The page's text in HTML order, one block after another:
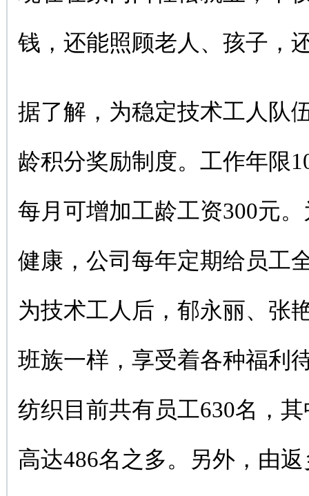
钱，还能照顾老人、孩子，
据了解，为稳定技术工人队
龄积分奖励制度。工作年限
每月可增加工龄工资300元
健康，公司每年定期给员工
为技术工人后，郁永丽、张
班族一样，享受着各种福利
纺织目前共有员工630名，
高达486名之多。另外，由